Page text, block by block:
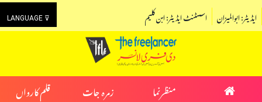
LANGUAGE ⊽ اسسٹنٹ ایڈیٹر: ابن کلیم ایڈیٹر: ابوالمیزان
منظرنما زمرہ جات
قلم کارواں